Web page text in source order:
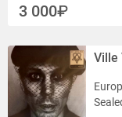
3 000
Ville